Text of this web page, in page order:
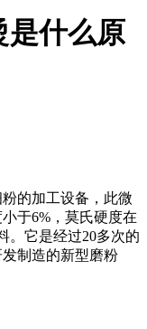
是什么原
的加工设备，此微
于6%，莫氏硬度在
。它是经过20多次的
制造的新型磨粉